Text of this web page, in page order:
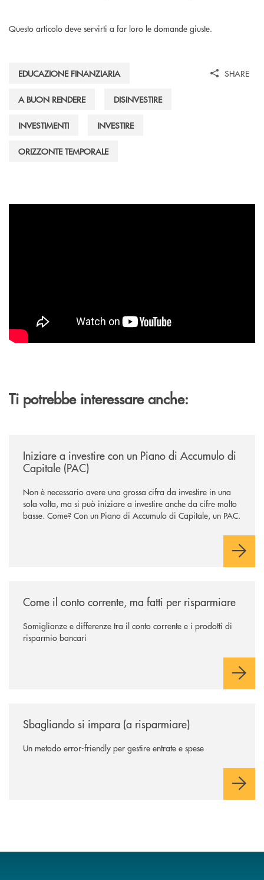
Questo articolo deve servirti a far loro le domande giuste.
EDUCAZIONE FINANZIARIA
A BUON RENDERE DISINVESTIRE
INVESTIMENTI INVESTIRE
ORIZZONTE TEMPORALE
SHARE
Ti potrebbe interessare anche:
Iniziare a investire con un Piano di Accumulo di
Capitale (PAC)
Non è necessario avere una grossa cifra da investire in una
sola volta, ma si può iniziare a investire anche da cifre molto
basse. Come? Con un Piano di Accumulo di Capitale, un PAC.
Come il conto corrente, ma fatti per risparmiare
Somiglianze e differenze tra il conto corrente e i prodotti di
risparmio bancari
Sbagliando si impara (a risparmiare)
Un metodo error-friendly per gestire entrate e spese